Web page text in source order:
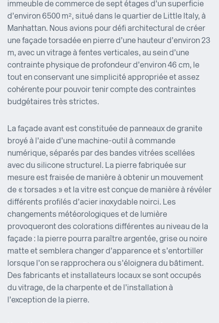
immeuble de commerce de sept étages d’un superficie
d’environ 6500 m², situé dans le quartier de Little Italy, à
Manhattan. Nous avions pour défi architectural de créer
une façade torsadée en pierre d’une hauteur d’environ 23
m, avec un vitrage à fentes verticales, au sein d’une
contrainte physique de profondeur d’environ 46 cm, le
tout en conservant une simplicité appropriée et assez
cohérente pour pouvoir tenir compte des contraintes
budgétaires très strictes.
La façade avant est constituée de panneaux de granite
broyé à l’aide d’une machine-outil à commande
numérique, séparés par des bandes vitrées scellées
avec du silicone structurel. La pierre fabriquée sur
mesure est fraisée de manière à obtenir un mouvement
de « torsades » et la vitre est conçue de manière à révéler
différents profilés d’acier inoxydable noirci. Les
changements météorologiques et de lumière
provoqueront des colorations différentes au niveau de la
façade : la pierre pourra paraître argentée, grise ou noire
matte et semblera changer d’apparence et s’entortiller
lorsque l’on se rapprochera ou s’éloignera du bâtiment.
Des fabricants et installateurs locaux se sont occupés
du vitrage, de la charpente et de l’installation à
l’exception de la pierre.